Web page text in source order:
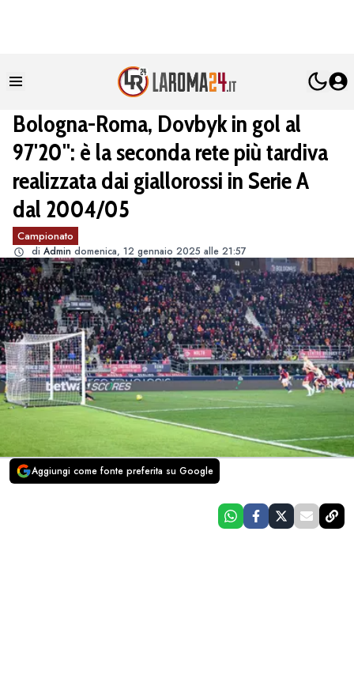
Bologna-Roma, Dovbyk in gol al
97'20'': è la seconda rete più tardiva
realizzata dai giallorossi in Serie A
dal 2004/05
Campionato
di Admin domenica, 12 gennaio 2025 alle 21:57
Aggiungi come fonte preferita su Google